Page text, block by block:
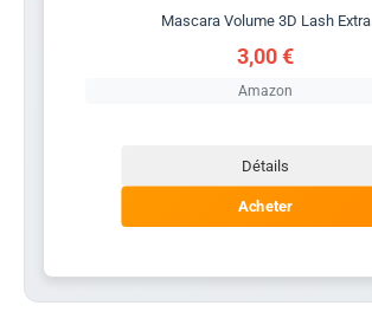
Mascara Volume 3D Lash Extra
3,00 €
Amazon
Détails
Acheter